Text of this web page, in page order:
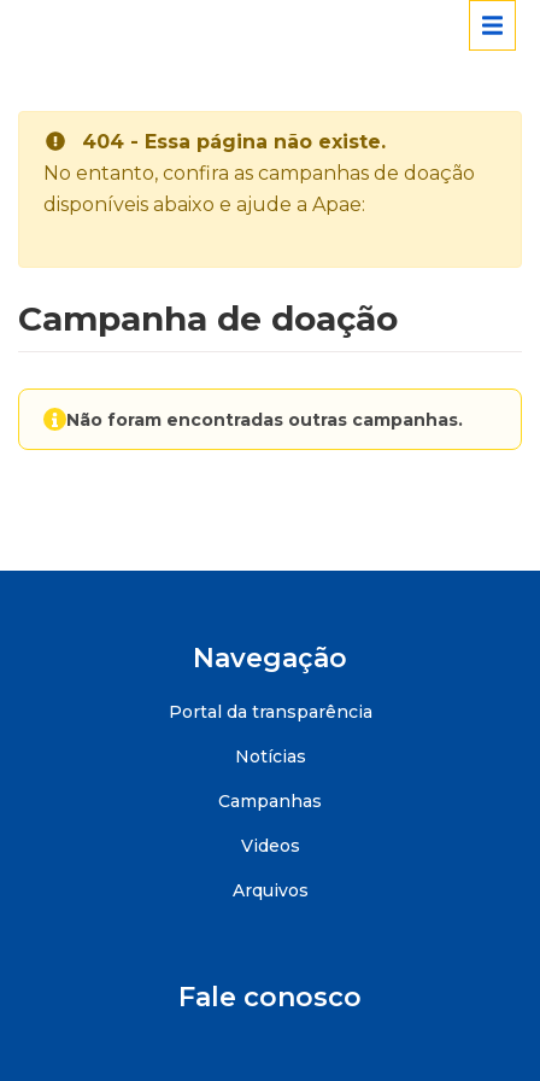
404 - Essa página não existe.
No entanto, confira as campanhas de doação
disponíveis abaixo e ajude a Apae:
Campanha de doação
Não foram encontradas outras campanhas.
Navegação
Portal da transparência
Notícias
Campanhas
Videos
Arquivos
Fale conosco